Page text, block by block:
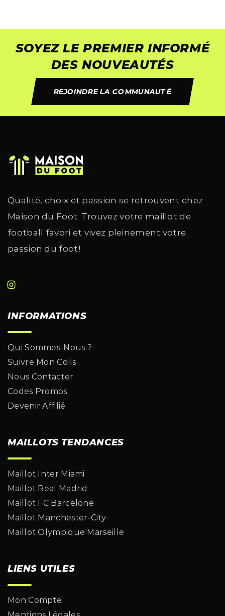
SOYEZ LE PREMIER INFORMÉ
DES NOUVEAUTÉS
REJOINDRE LA COMMUNAUTÉ
Qualité, choix et passion se retrouvent chez
Maison du Foot. Trouvez votre maillot de
football favori et vivez pleinement votre
passion du foot!
INFORMATIONS
Qui Sommes-Nous ?
Suivre Mon Colis
Nous Contacter
Codes Promos
Devenir Affilié
MAILLOTS TENDANCES
Maillot Inter Miami
Maillot Real Madrid
Maillot FC Barcelone
Maillot Manchester-City
Maillot Olympique Marseille
LIENS UTILES
Mon Compte